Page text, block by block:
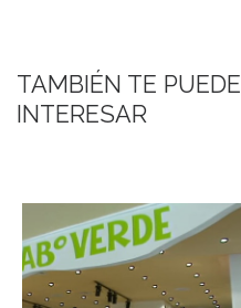
TAMBIÉN TE PUEDE
INTERESAR